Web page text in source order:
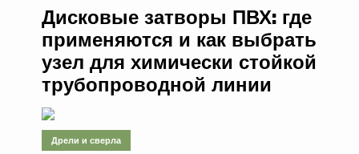
Дисковые затворы ПВХ: где
применяются и как выбрать
узел для химически стойкой
трубопроводной линии
Дрели и сверла